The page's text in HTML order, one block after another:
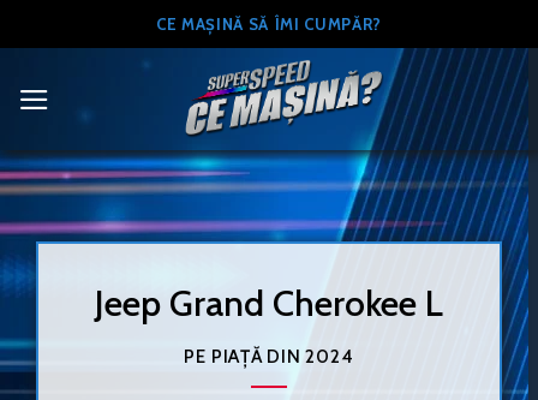
to
CE MAȘINĂ SĂ ÎMI CUMPĂR?
Jeep Grand Cherokee L
PE PIAȚĂ DIN 2024